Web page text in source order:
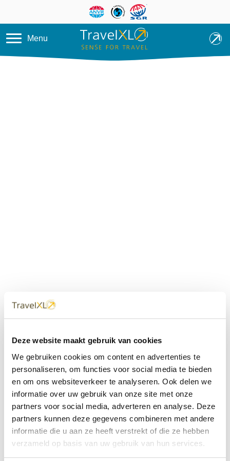
Deze website maakt gebruik van cookies
We gebruiken cookies om content en advertenties te
personaliseren, om functies voor social media te bieden
en om ons websiteverkeer te analyseren. Ook delen we
informatie over uw gebruik van onze site met onze
partners voor social media, adverteren en analyse. Deze
partners kunnen deze gegevens combineren met andere
informatie die u aan ze heeft verstrekt of die ze hebben
verzameld op basis van uw gebruik van hun services.
Overslaan en naar de inhoud
Menu
dichtbij
Met 60+ verkooppunten in Nederland en België staan wij
met onze XL Travelcenters, mobiele reisadviseurs van
TravelXL@Home en deze website altijd voor uw vakantie
klaar.
• Ontzorgen van A-Z • Onafhankelijk advies • Maatwerk •
Bespaar tijd en stress
TravelXLreisbureau's